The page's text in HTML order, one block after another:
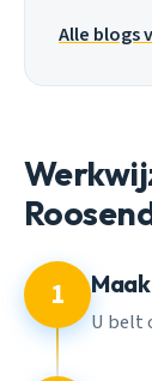
Alle blogs
1
U belt